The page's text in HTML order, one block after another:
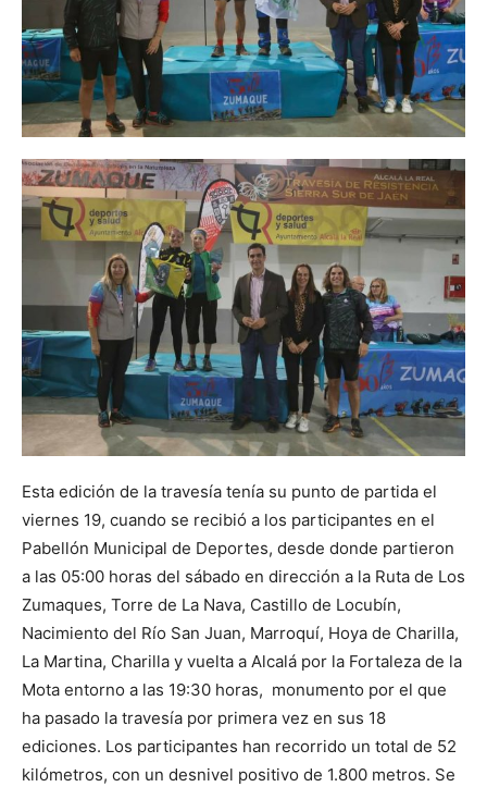
Esta edición de la travesía tenía su punto de partida el
viernes 19, cuando se recibió a los participantes en el
Pabellón Municipal de Deportes, desde donde partieron
a las 05:00 horas del sábado en dirección a la Ruta de Los
Zumaques, Torre de La Nava, Castillo de Locubín,
Nacimiento del Río San Juan, Marroquí, Hoya de Charilla,
La Martina, Charilla y vuelta a Alcalá por la Fortaleza de la
Mota entorno a las 19:30 horas, monumento por el que
ha pasado la travesía por primera vez en sus 18
ediciones. Los participantes han recorrido un total de 52
kilómetros, con un desnivel positivo de 1.800 metros. Se